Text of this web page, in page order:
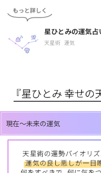
星ひとみの運気占
天星術 運気
現在～未来の運気